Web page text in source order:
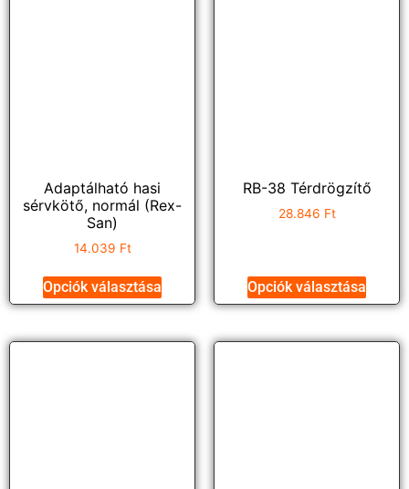
Adaptálható hasi
sérvkötő, normál (Rex-
San)
14.039 Ft
Opciók választása
RB-38 Térdrögzítő
28.846 Ft
Opciók választása